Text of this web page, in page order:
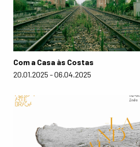
Com a Casa às Costas
20.01.2025 - 06.04.2025